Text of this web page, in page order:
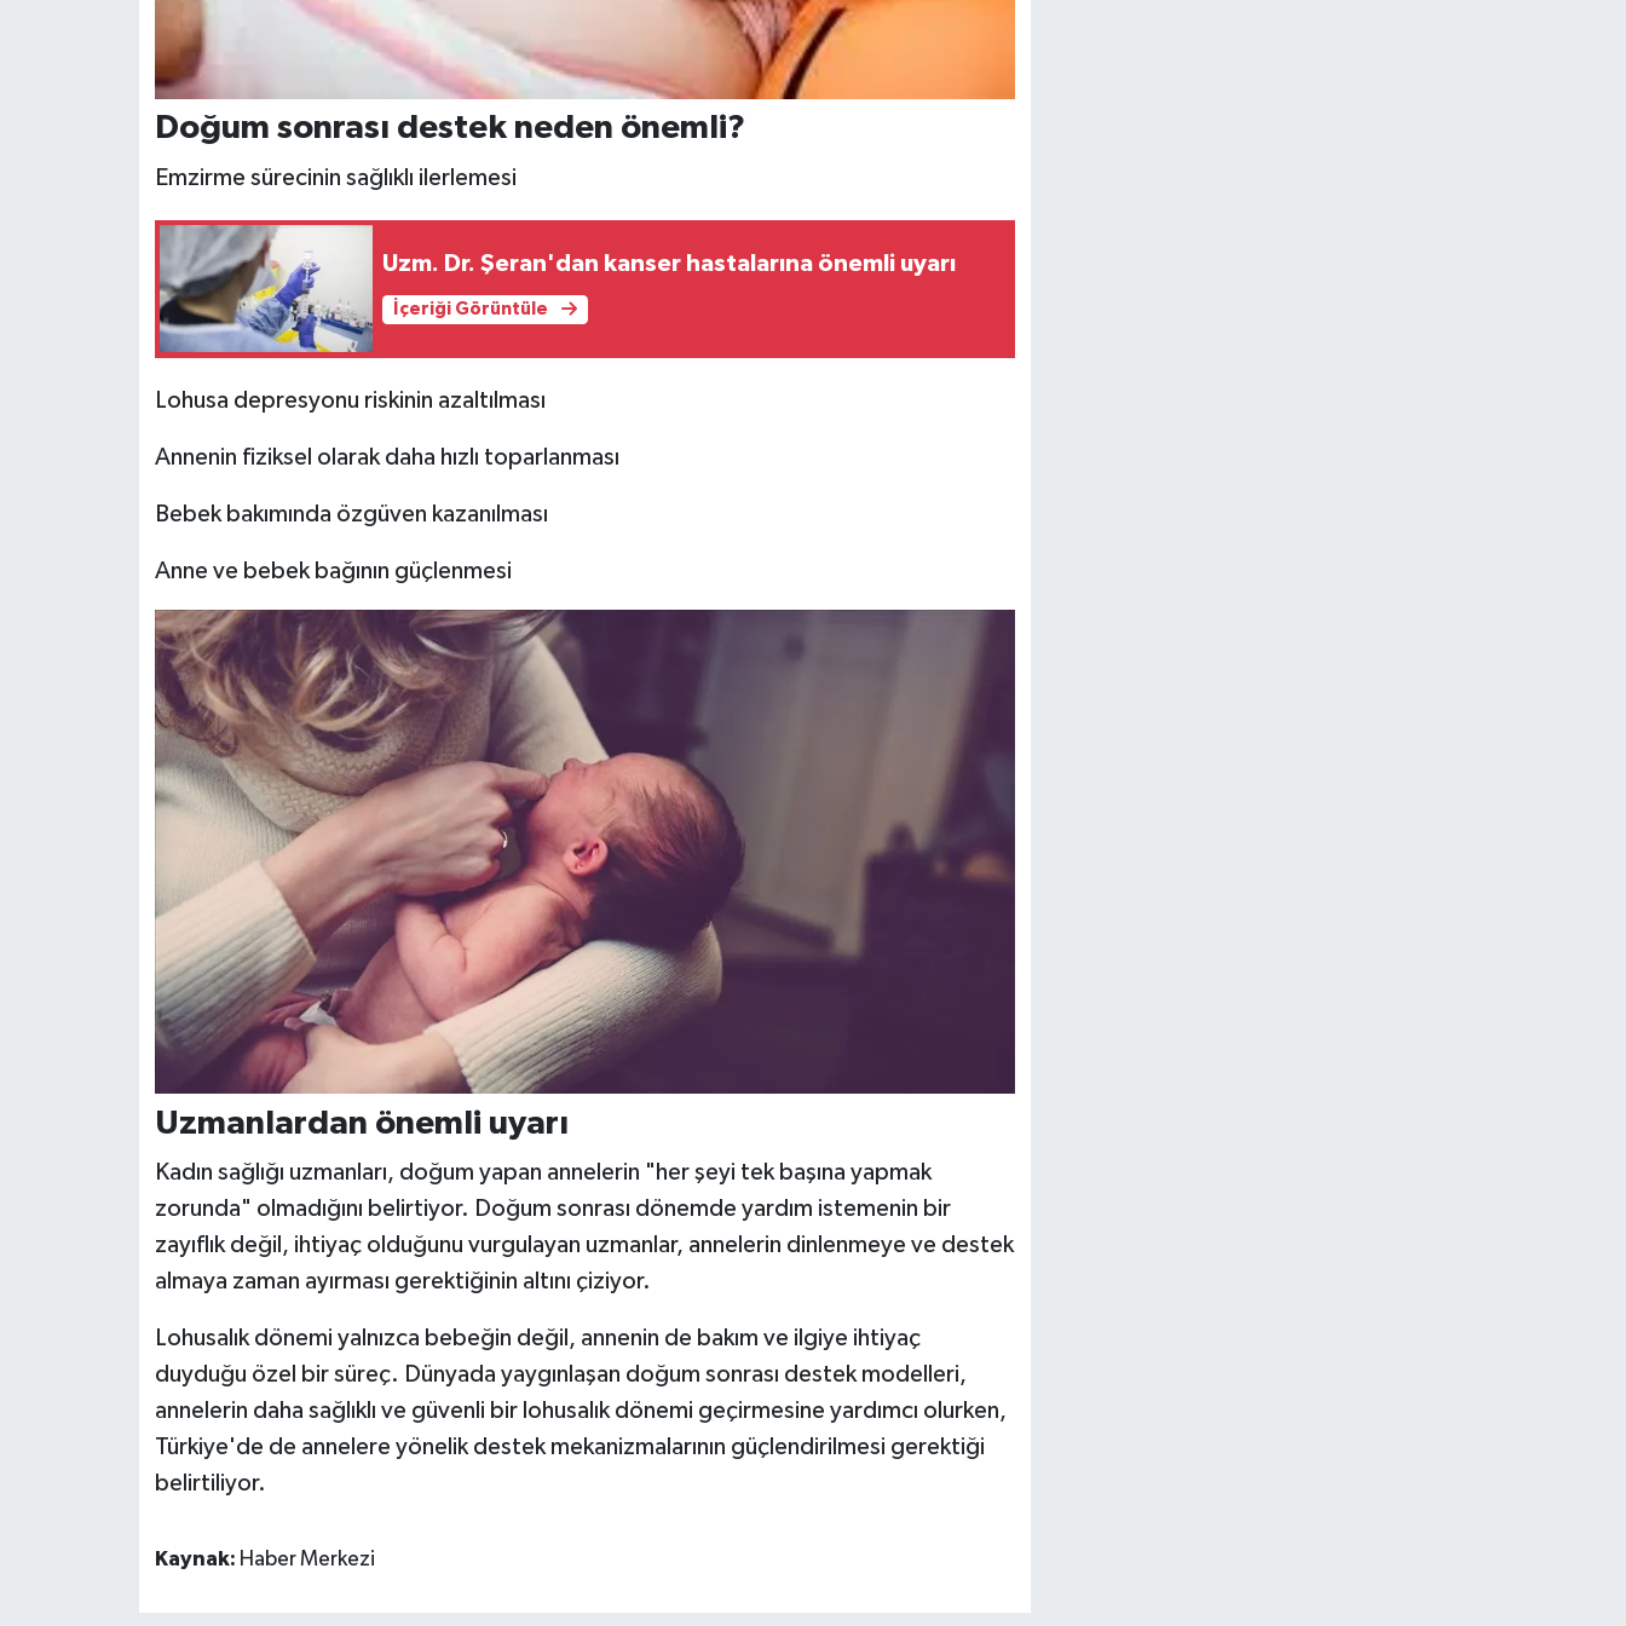
Doğum sonrası destek neden önemli?
Emzirme sürecinin sağlıklı ilerlemesi
Uzm. Dr. Şeran'dan kanser hastalarına önemli uyarı
İçeriği Görüntüle
Lohusa depresyonu riskinin azaltılması
Annenin fiziksel olarak daha hızlı toparlanması
Bebek bakımında özgüven kazanılması
Anne ve bebek bağının güçlenmesi
Uzmanlardan önemli uyarı
Kadın sağlığı uzmanları, doğum yapan annelerin "her şeyi tek başına yapmak
zorunda" olmadığını belirtiyor. Doğum sonrası dönemde yardım istemenin bir
zayıflık değil, ihtiyaç olduğunu vurgulayan uzmanlar, annelerin dinlenmeye ve destek
almaya zaman ayırması gerektiğinin altını çiziyor.
Lohusalık dönemi yalnızca bebeğin değil, annenin de bakım ve ilgiye ihtiyaç
duyduğu özel bir süreç. Dünyada yaygınlaşan doğum sonrası destek modelleri,
annelerin daha sağlıklı ve güvenli bir lohusalık dönemi geçirmesine yardımcı olurken,
Türkiye'de de annelere yönelik destek mekanizmalarının güçlendirilmesi gerektiği
belirtiliyor.
Kaynak: Haber Merkezi